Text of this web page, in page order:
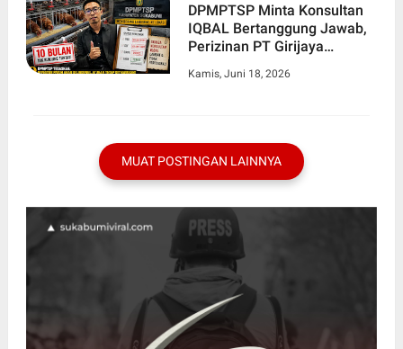
DPMPTSP Minta Konsultan
IQBAL Bertanggung Jawab,
Perizinan PT Girijaya
Rampung
Kamis, Juni 18, 2026
MUAT POSTINGAN LAINNYA